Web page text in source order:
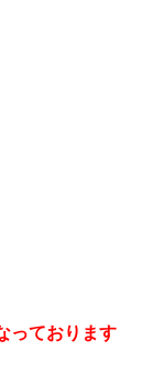
っております